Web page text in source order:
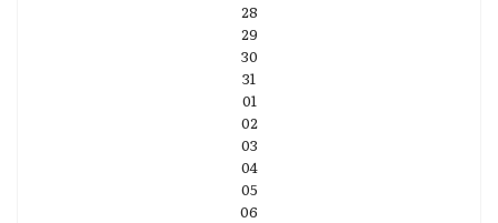
28
29
30
31
01
02
03
04
05
06